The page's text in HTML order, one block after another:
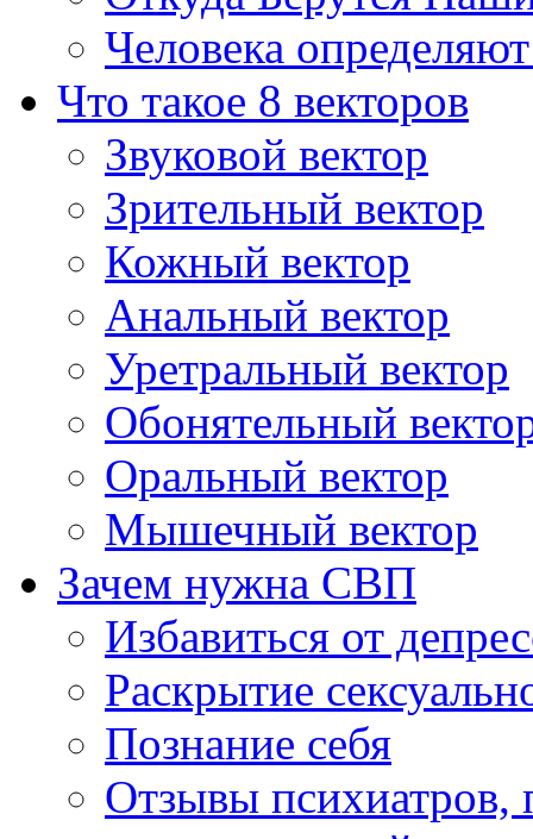
Человека
Что такое 8 векторов
Звуковой вектор
Зрительный вектор
Кожный вектор
Анальный вектор
Уретральный вектор
Обонятельный
Оральный вектор
Мышечный вектор
Зачем нужна СВП
Избавиться от
Раскрытие
Познание себя
Отзывы психиатров,